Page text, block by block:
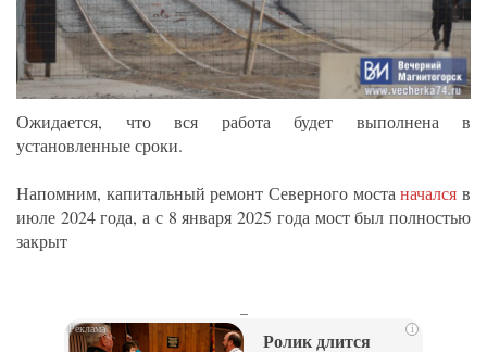
Ожидается, что вся работа будет выполнена в
установленные сроки.
Напомним, капитальный ремонт Северного мостаначался в
июле 2024 года, а с 8 января 2025 года мост был полностью
закрыт
i
Ролик длится